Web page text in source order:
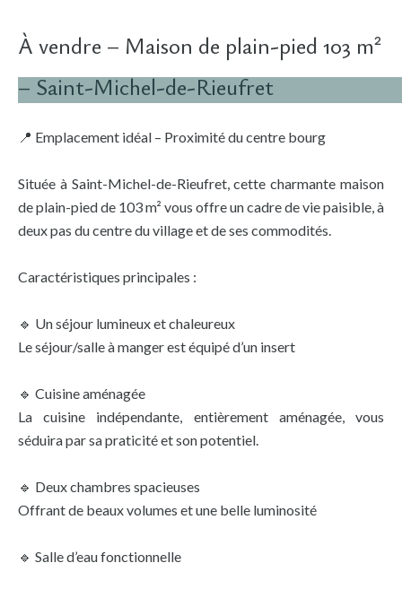
À vendre – Maison de plain-pied 103 m²
– Saint-Michel-de-Rieufret
📍 Emplacement idéal – Proximité du centre bourg
Située à Saint-Michel-de-Rieufret, cette charmante maison
de plain-pied de 103 m² vous offre un cadre de vie paisible, à
deux pas du centre du village et de ses commodités.
Caractéristiques principales :
🔹 Un séjour lumineux et chaleureux
Le séjour/salle à manger est équipé d’un insert
🔹 Cuisine aménagée
La cuisine indépendante, entièrement aménagée, vous
séduira par sa praticité et son potentiel.
🔹 Deux chambres spacieuses
Offrant de beaux volumes et une belle luminosité
🔹 Salle d’eau fonctionnelle